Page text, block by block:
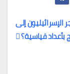
الإسرائيليون إلى
بأعداد قياسية؟